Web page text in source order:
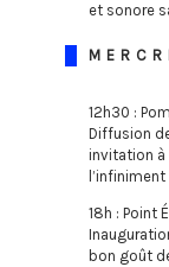
et sonore
12h30 :
Diffusion
invitation à
18h : Point
bon goût